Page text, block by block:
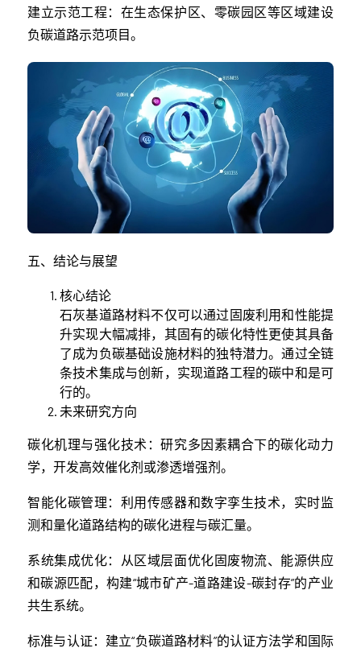
建立示范工程：在生态保护区、零碳园区等区域建设
负碳道路示范项目。
五、结论与展望
核心结论
石灰基道路材料不仅可以通过固废利用和性能提
升实现大幅减排，其固有的碳化特性更使其具备
了成为负碳基础设施材料的独特潜力。通过全链
条技术集成与创新，实现道路工程的碳中和是可
行的。
未来研究方向
碳化机理与强化技术：研究多因素耦合下的碳化动力
学，开发高效催化剂或渗透增强剂。
智能化碳管理：利用传感器和数字孪生技术，实时监
测和量化道路结构的碳化进程与碳汇量。
系统集成优化：从区域层面优化固废物流、能源供应
和碳源匹配，构建“城市矿产-道路建设-碳封存”的产业
共生系统。
标准与认证：建立“负碳道路材料”的认证方法学和国际